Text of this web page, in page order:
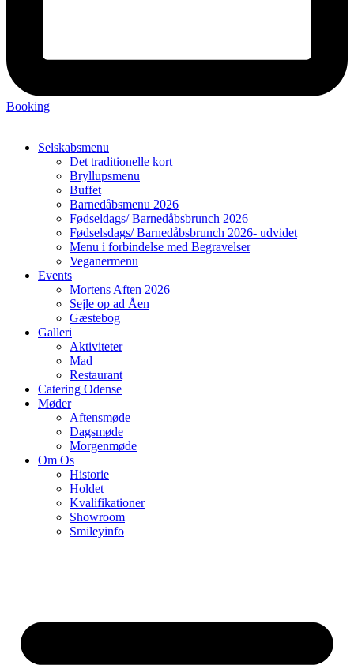
Booking
Selskabsmenu
Det traditionelle kort
Bryllupsmenu
Buffet
Barnedåbsmenu 2026
Fødseldags/ Barnedåbsbrunch 2026
Fødselsdags/ Barnedåbsbrunch 2026- udvidet
Menu i forbindelse med Begravelser
Veganermenu
Events
Mortens Aften 2026
Sejle op ad Åen
Gæstebog
Galleri
Aktiviteter
Mad
Restaurant
Catering Odense
Møder
Aftensmøde
Dagsmøde
Morgenmøde
Om Os
Historie
Holdet
Kvalifikationer
Showroom
Smileyinfo